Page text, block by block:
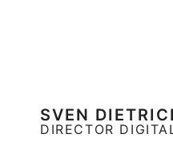
SVEN
DIRECTOR